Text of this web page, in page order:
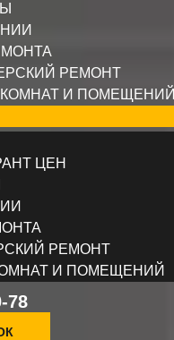
РЕМОНТ
И ПОМЕЩЕНИЙ
ЦЕН
РЕМОНТ
И ПОМЕЩЕНИЙ
78